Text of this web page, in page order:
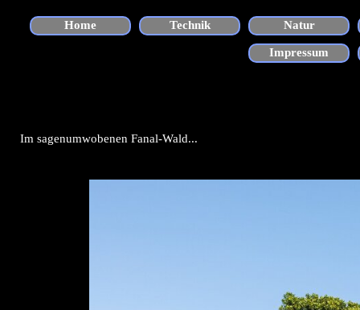
Home Technik ▼
Natur
Impressum
Im sagenumwobenen Fanal-Wald...